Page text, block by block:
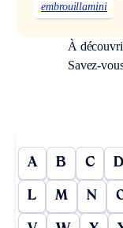
embrouillamini
À
Savez-
A B C D
L M N